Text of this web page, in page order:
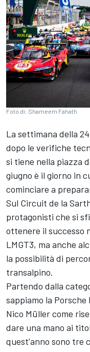
Foto di: Shameem Fahath
La settimana della
dopo le verifiche
si tiene nella piazza
giugno è il giorno in
cominciare a
Sul Circuit de la
protagonisti che si
ottenere il successo
LMGT3, ma anche
la possibilità di
transalpino.
Partendo dalla
sappiamo la
Nico Müller come
dare una mano ai
quest'anno sono tre